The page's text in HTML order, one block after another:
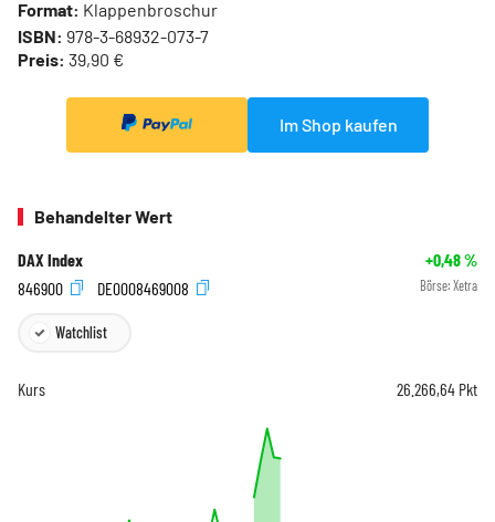
Format: Klappenbroschur
ISBN: 978-3-68932-073-7
Preis: 39,90 €
Im Shop kaufen
Behandelter Wert
DAX Index +0,48%
846900
DE0008469008 Börse: Xetra
Watchlist
Kurs 26.266,64 Pkt